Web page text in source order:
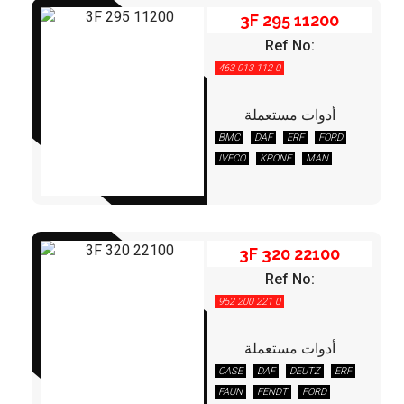
MERCEDES
NEOPLAN
PEGASO
SCANIA
SCHMITZ
3F 295 11200
Ref No:
463 013 112 0
أدوات مستعملة
BMC DAF ERF
FORD
IVECO
KRONE
MAN
3F 320 22100
Ref No:
952 200 221 0
أدوات مستعملة
CASE DAF DEUTZ
ERF
FAUN
FENDT
FORD